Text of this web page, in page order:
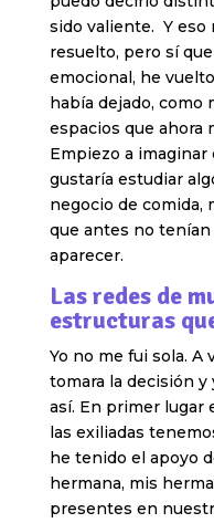
sido valiente. Y eso
resuelto, pero sí
emocional, he
había dejado, como
espacios que ahora
Empiezo a
gustaría estudiar
negocio de comida,
que antes no tenían
aparecer.
Las redes de
estructuras
Yo no me fui sola. A
tomara la decisión y
así. En primer lugar
las exiliadas
he tenido el apoyo
hermana, mis
presentes en